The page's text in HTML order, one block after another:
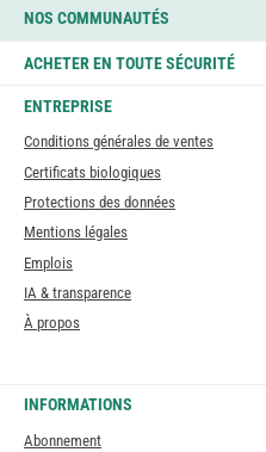
NOS COMMUNAUTÉS
ACHETER EN TOUTE SÉCURITÉ
ENTREPRISE
Conditions générales de ventes
Certificats biologiques
Protections des données
Mentions légales
Emplois
IA & transparence
À propos
INFORMATIONS
Abonnement